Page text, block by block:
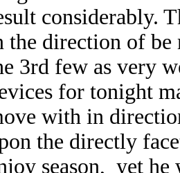
considerably.
the direction of
3rd few as very
for tonight
with in
the directly
season, yet